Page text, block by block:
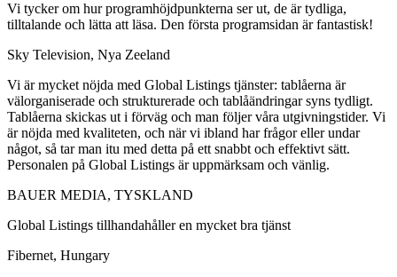
Vi tycker om hur programhöjdpunkterna ser ut, de är tydliga,
tilltalande och lätta att läsa. Den första programsidan är fantastisk!
Sky Television, Nya Zeeland
Vi är mycket nöjda med Global Listings tjänster: tablåerna är
välorganiserade och strukturerade och tablåändringar syns tydligt.
Tablåerna skickas ut i förväg och man följer våra utgivningstider. Vi
är nöjda med kvaliteten, och när vi ibland har frågor eller undar
något, så tar man itu med detta på ett snabbt och effektivt sätt.
Personalen på Global Listings är uppmärksam och vänlig.
BAUER MEDIA, TYSKLAND
Global Listings tillhandahåller en mycket bra tjänst
Fibernet, Hungary